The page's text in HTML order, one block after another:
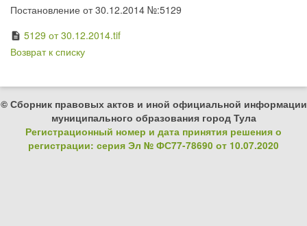
Постановление от 30.12.2014 №:5129
description 5129 от 30.12.2014.tif
Возврат к списку
© Сборник правовых актов и иной официальной информации
муниципального образования город Тула
Регистрационный номер и дата принятия решения о
регистрации: серия Эл № ФС77-78690 от 10.07.2020